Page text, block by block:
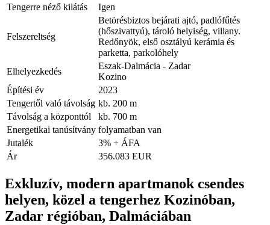
Tengerre néző kilátás
Igen
Felszereltség
Betörésbiztos bejárati ajtó, padlófűtés
(hőszivattyú), tároló helyiség, villany.
Redőnyök, első osztályú kerámia és
parketta, parkolóhely
Elhelyezkedés
Eszak-Dalmácia - Zadar
Kozino
Építési év
2023
Tengertől való távolság kb. 200 m
Távolság a központtól
kb. 700 m
Energetikai tanúsítvány folyamatban van
Jutalék
3% + ÁFA
Ár
356.083 EUR
Exkluzív, modern apartmanok csendes
helyen, közel a tengerhez Kozinóban,
Zadar régióban, Dalmáciában